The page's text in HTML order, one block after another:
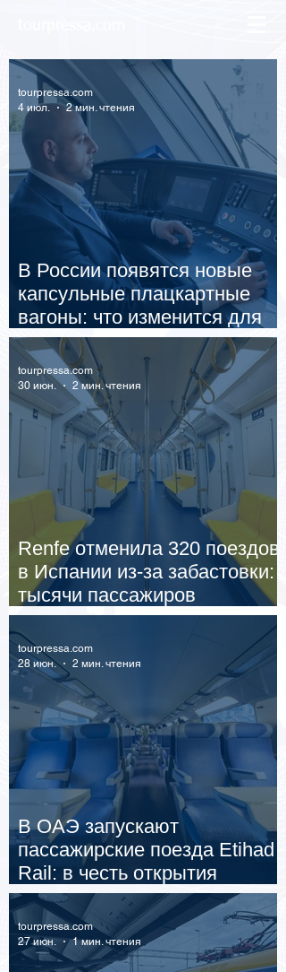
В России появятся новые
капсульные плацкартные
вагоны: что изменится для
пассажиров
tourpressa.com
4 июл.
2 мин. чтения
Renfe отменила 320 поездов
в Испании из-за забастовки:
тысячи пассажиров
столкнулись со сбоями
tourpressa.com
30 июн.
2 мин. чтения
В ОАЭ запускают
пассажирские поезда Etihad
Rail: в честь открытия
билеты подешевели вдвое
tourpressa.com
28 июн.
2 мин. чтения
tourpressa.com
27 июн.
1 мин. чтения